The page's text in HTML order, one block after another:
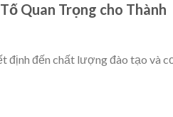
Quan Trọng cho Thành
định đến chất lượng đào tạo và